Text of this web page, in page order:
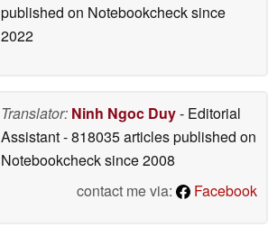
published on Notebookchecksince
2022
Translator: Ninh Ngoc Duy- Editorial
Assistant- 818035 articles published on
Notebookchecksince 2008
contact me via:
Facebook